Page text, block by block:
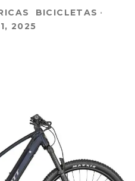
BICICLETAS ·
2025